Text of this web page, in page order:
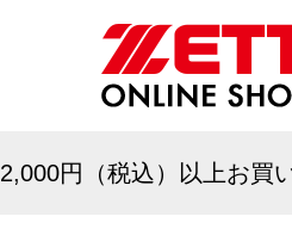
2,000円（税込）以上お買